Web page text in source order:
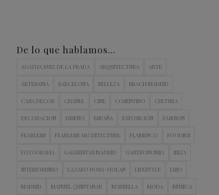
De lo que hablamos…
AGATHA RUIZ DE LA PRADA ARQUITECTURA ARTE
ARTESANIA BARCELONA BELLEZA BRACH MADRID
CASA DECOR CHANEL CINE COSENTINO CULTURA
DECORACION DISEÑO ESPAÑA EXPOSICIÓN FASHION
FEARLESS FEARLESS ARCHITECTURE FLAMENCO FOODIES
FOTOGRAFIA GALERISTAS MADRID GASTRONOMIA IBIZA
INTERIORISMO LAZARO ROSA-VIOLAN LIFESTYLE LUJO
MADRID MANUEL QUINTANAR MARBELLA MODA MÚSICA